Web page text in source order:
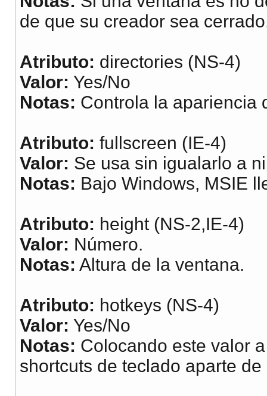
de que su creador sea
Atributo: directories (NS-4)
Valor: Yes/No
Notas: Controla la apariencia
Atributo: fullscreen (IE-4)
Valor: Se usa sin igualarlo a
Notas: Bajo Windows, MSIE
Atributo: height (NS-2,IE-4)
Valor: Número.
Notas: Altura de la ventana.
Atributo: hotkeys (NS-4)
Valor: Yes/No
Notas: Colocando este valor
shortcuts de teclado aparte